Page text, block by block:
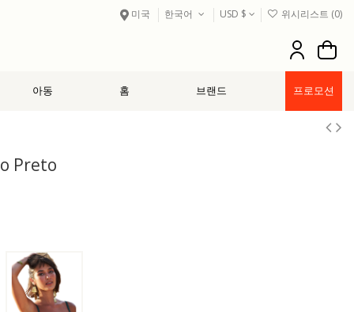
미국 한국어 USD $ 위시리스트 (0)
아동 홈 브랜드 프로모션
Preto